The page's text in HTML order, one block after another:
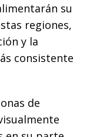
su
regiones,
y la
consistente
de